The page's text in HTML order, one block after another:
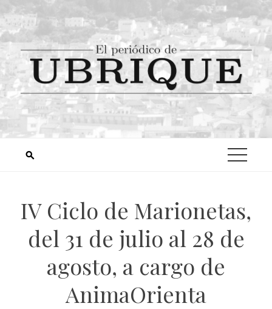
IV Ciclo de Marionetas,
del 31 de julio al 28 de
agosto, a cargo de
AnimaOrienta